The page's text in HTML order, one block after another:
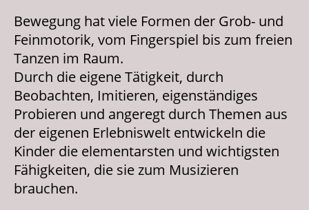
Bewegung hat viele Formen der Grob- und
Feinmotorik, vom Fingerspiel bis zum freien
Tanzen im Raum.
Durch die eigene Tätigkeit, durch
Beobachten, Imitieren, eigenständiges
Probieren und angeregt durch Themen aus
der eigenen Erlebniswelt entwickeln die
Kinder die elementarsten und wichtigsten
Fähigkeiten, die sie zum Musizieren
brauchen.